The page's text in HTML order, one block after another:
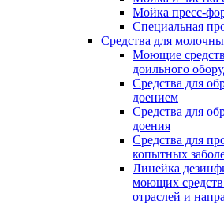
Мойка пресс-
Специальная
Средства для
Моющие
доильного
Средства для
доением
Средства для
доения
Средства для
копытных
Линейка
моющих
отраслей и